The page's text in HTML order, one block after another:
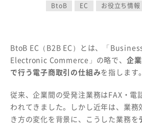
BtoB EC お役立ち情報
BtoB EC（B2B EC）とは、「
Electronic Commerce」の略で、 企
で行う電子商取引の仕組みを指します。
従来、企業間の受発注業務はFAX・電
われてきました。しかし近年は、業務
き方の変化を背景に、こうした業務を